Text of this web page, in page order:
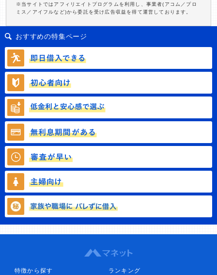
※当サイトではアフィリエイトプログラムを利用し、事業者(アコム／プロ
ミス／アイフルなど)から委託を受け広告収益を得て運営しております。
おすすめの特集ページ
特徴から探す
ランキング